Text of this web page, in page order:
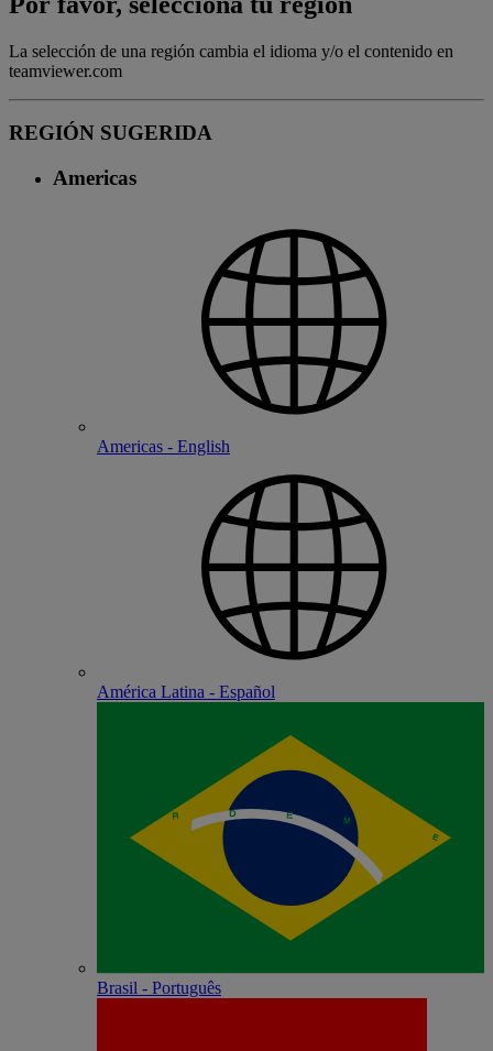
La selección de una región cambia el idioma y/o el contenido en
teamviewer.com
REGIÓN SUGERIDA
Americas
Americas - English
América Latina - Español
Brasil - Português